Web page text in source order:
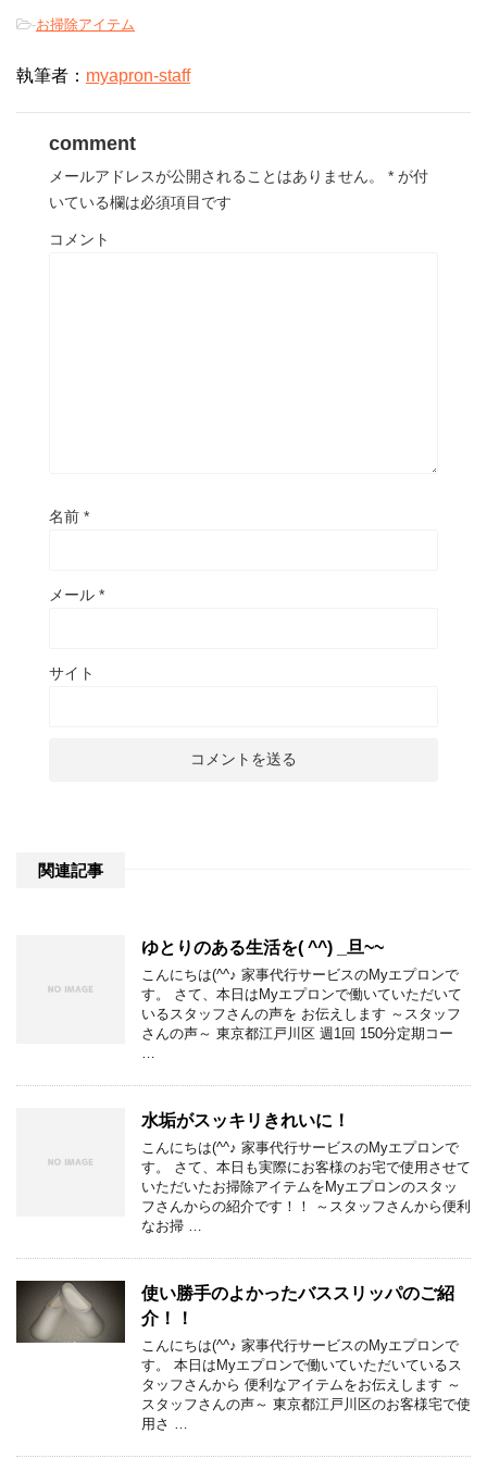
-お掃除アイテム
執筆者： myapron-staff
comment
メールアドレスが公開されることはありません。 * が付
いている欄は必須項目です
コメント
名前 *
メール *
サイト
関連記事
ゆとりのある生活を( ^^) _旦~~
こんにちは(^^♪ 家事代行サービスのMyエプロンで
す。 さて、本日はMyエプロンで働いていただいて
いるスタッフさんの声を お伝えします ～スタッフ
さんの声～ 東京都江戸川区 週1回 150分定期コー
…
水垢がスッキリきれいに！
こんにちは(^^♪ 家事代行サービスのMyエプロンで
す。 さて、本日も実際にお客様のお宅で使用させて
いただいたお掃除アイテムをMyエプロンのスタッ
フさんからの紹介です！！ ～スタッフさんから便利
なお掃 …
使い勝手のよかったバススリッパのご紹
介！！
こんにちは(^^♪ 家事代行サービスのMyエプロンで
す。 本日はMyエプロンで働いていただいているス
タッフさんから 便利なアイテムをお伝えします ～
スタッフさんの声～ 東京都江戸川区のお客様宅で使
用さ …